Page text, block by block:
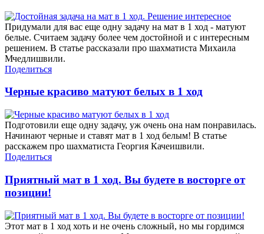
Придумали для вас еще одну задачу на мат в 1 ход - матуют
белые. Считаем задачу более чем достойной и с интересным
решением. В статье рассказали про шахматиста Михаила
Мчедлишвили.
Поделиться
Черные красиво матуют белых в 1 ход
Подготовили еще одну задачу, уж очень она нам понравилась.
Начинают черные и ставят мат в 1 ход белым! В статье
расскажем про шахматиста Георгия Качеишвили.
Поделиться
Приятный мат в 1 ход. Вы будете в восторге от
позиции!
Этот мат в 1 ход хоть и не очень сложный, но мы гордимся